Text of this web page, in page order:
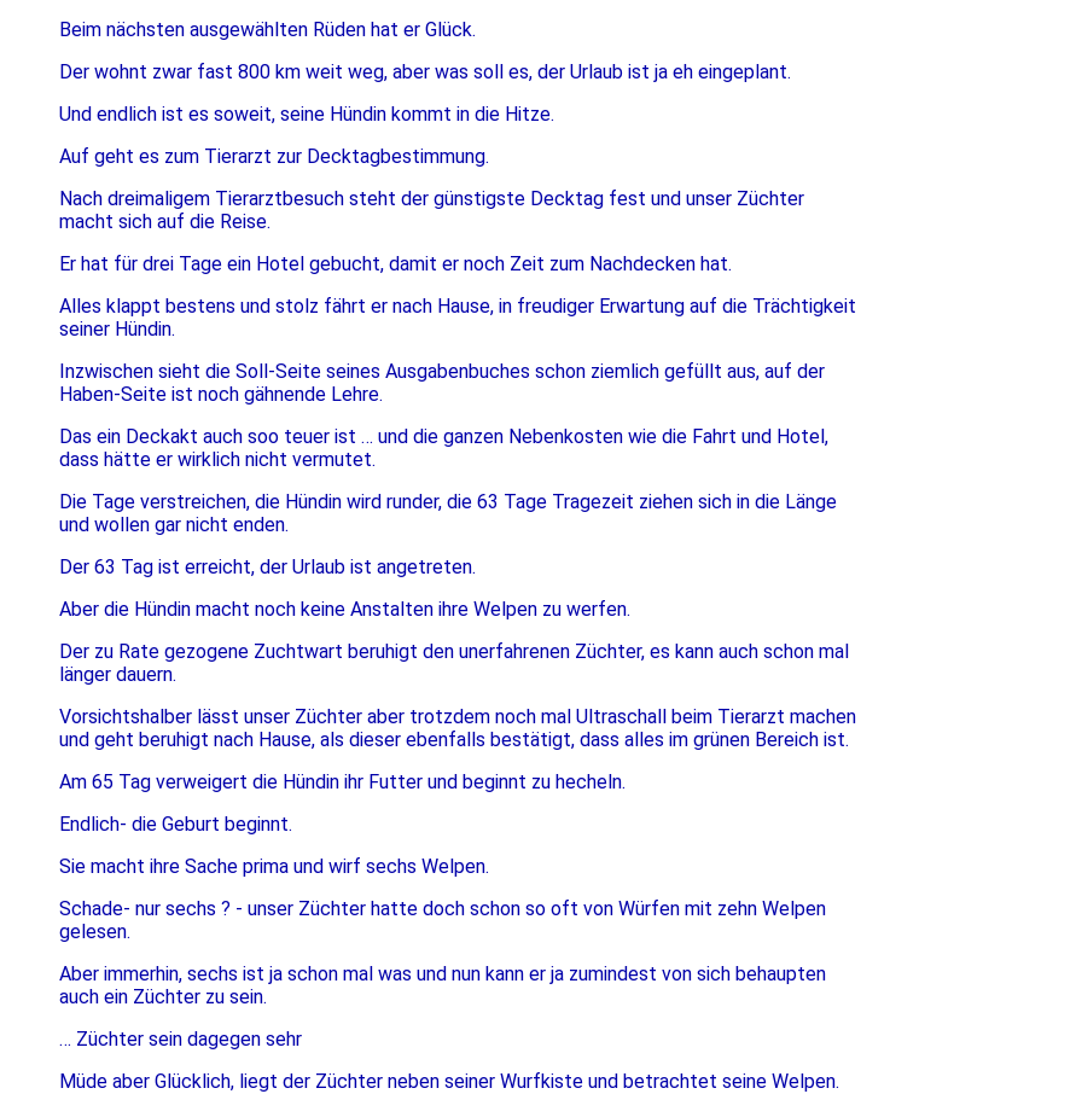
Beim nächsten ausgewählten Rüden hat er Glück.
Der wohnt zwar fast 800 km weit weg, aber was soll es, der Urlaub ist ja eh eingeplant.
Und endlich ist es soweit, seine Hündin kommt in die Hitze.
Auf geht es zum Tierarzt zur Decktagbestimmung.
Nach dreimaligem Tierarztbesuch steht der günstigste Decktag fest und unser Züchter
macht sich auf die Reise.
Er hat für drei Tage ein Hotel gebucht, damit er noch Zeit zum Nachdecken hat.
Alles klappt bestens und stolz fährt er nach Hause, in freudiger Erwartung auf die Trächtigkeit
seiner Hündin.
Inzwischen sieht die Soll-Seite seines Ausgabenbuches schon ziemlich gefüllt aus, auf der
Haben-Seite ist noch gähnende Lehre.
Das ein Deckakt auch soo teuer ist … und die ganzen Nebenkosten wie die Fahrt und Hotel,
dass hätte er wirklich nicht vermutet.
Die Tage verstreichen, die Hündin wird runder, die 63 Tage Tragezeit ziehen sich in die Länge
und wollen gar nicht enden.
Der 63 Tag ist erreicht, der Urlaub ist angetreten.
Aber die Hündin macht noch keine Anstalten ihre Welpen zu werfen.
Der zu Rate gezogene Zuchtwart beruhigt den unerfahrenen Züchter, es kann auch schon mal
länger dauern.
Vorsichtshalber lässt unser Züchter aber trotzdem noch mal Ultraschall beim Tierarzt machen
und geht beruhigt nach Hause, als dieser ebenfalls bestätigt, dass alles im grünen Bereich ist.
Am 65 Tag verweigert die Hündin ihr Futter und beginnt zu hecheln.
Endlich- die Geburt beginnt.
Sie macht ihre Sache prima und wirf sechs Welpen.
Schade- nur sechs ? - unser Züchter hatte doch schon so oft von Würfen mit zehn Welpen
gelesen.
Aber immerhin, sechs ist ja schon mal was und nun kann er ja zumindest von sich behaupten
auch ein Züchter zu sein.
… Züchter sein dagegen sehr
Müde aber Glücklich, liegt der Züchter neben seiner Wurfkiste und betrachtet seine Welpen.